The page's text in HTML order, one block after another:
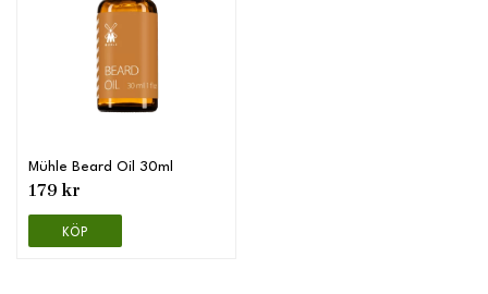
Mühle Beard Oil 30ml
179 kr
KÖP